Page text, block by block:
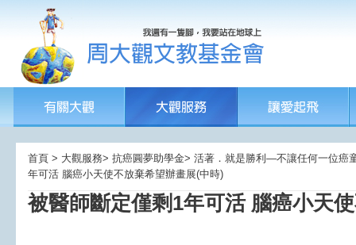
首頁 > 大觀服務> 抗癌圓夢助學金> 活著．就是勝利—不讓任何一位癌
年可活 腦癌小天使不放棄希望辦畫展(中時)
被醫師斷定僅剩1年可活 腦癌小天